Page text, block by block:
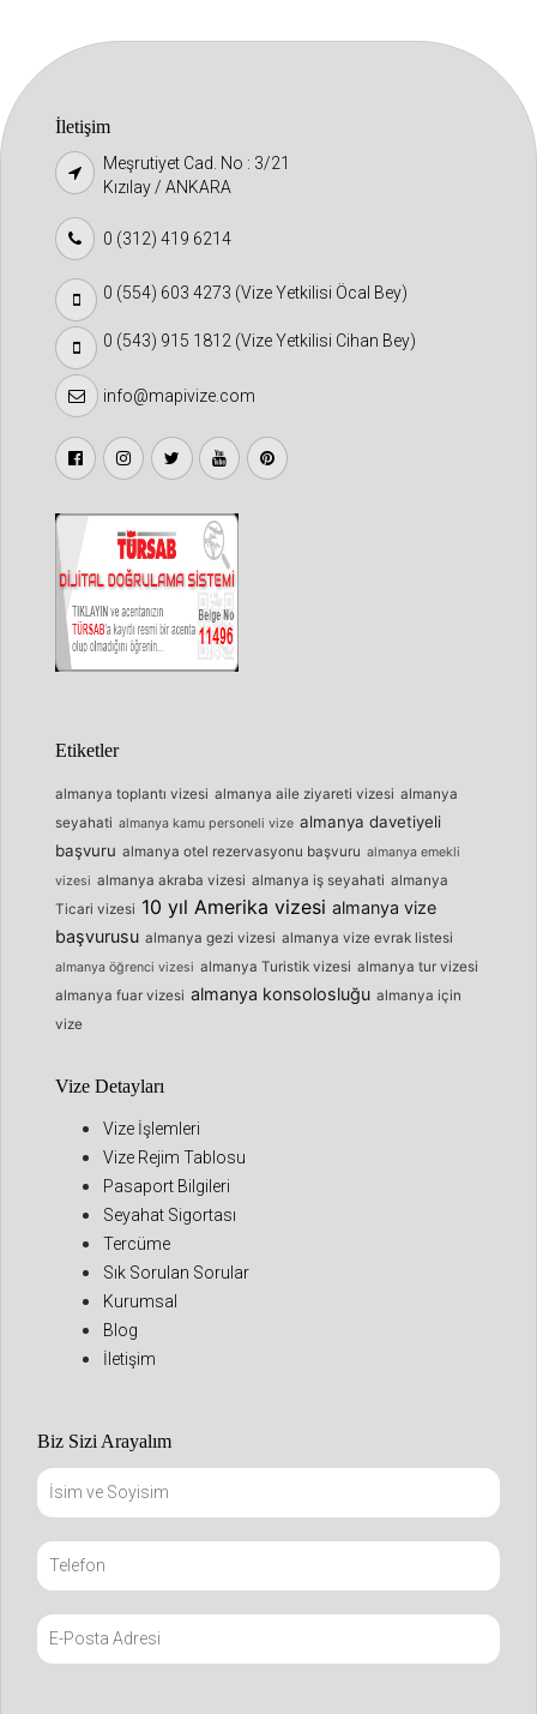
İletişim
Meşrutiyet Cad. No : 3/21
Kızılay / ANKARA
0 (312) 419 6214
0 (554) 603 4273 (Vize Yetkilisi Öcal Bey)
0 (543) 915 1812 (Vize Yetkilisi Cihan Bey)
info@mapivize.com
Etiketler
almanya toplantı vizesi almanya aile ziyareti vizesi almanya
seyahati almanya kamu personeli vize almanya davetiyeli
başvuru almanya otel rezervasyonu başvuru almanya emekli
vizesi almanya akraba vizesi almanya iş seyahati almanya
Ticari vizesi 10 yıl Amerika vizesi almanya vize
başvurusu almanya gezi vizesi almanya vize evrak listesi
almanya öğrenci vizesi almanya Turistik vizesi almanya tur vizesi
almanya fuar vizesi almanya konsolosluğu almanya için
vize
Vize Detayları
Vize İşlemleri
Vize Rejim Tablosu
Pasaport Bilgileri
Seyahat Sigortası
Tercüme
Sık Sorulan Sorular
Kurumsal
Blog
İletişim
Biz Sizi Arayalım